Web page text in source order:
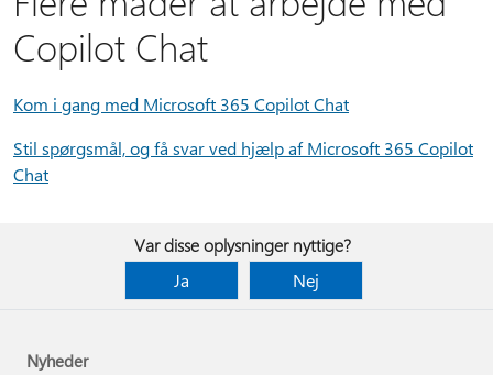
Copilot Chat
Kom i gang med Microsoft 365 Copilot Chat
Stil spørgsmål, og få svar ved hjælp af Microsoft 365 Copilot
Chat
Var disse oplysninger nyttige?
Ja
Nej
Nyheder